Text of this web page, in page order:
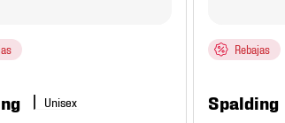
Rebajas
Spalding